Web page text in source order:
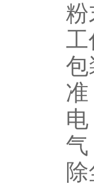
粉
工
包
气